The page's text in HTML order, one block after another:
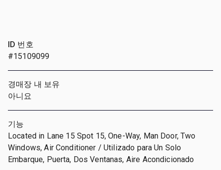
ID 번호
#15109099
경매장 내 보유
아니요
기능
Located in Lane 15 Spot 15, One-Way, Man Door, Two
Windows, Air Conditioner / Utilizado para Un Solo
Embarque, Puerta, Dos Ventanas, Aire Acondicionado